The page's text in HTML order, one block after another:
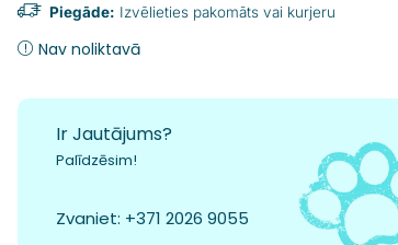
Piegāde: Izvēlieties pakomāts vai kurjeru
Nav noliktavā
Ir Jautājums?
Palīdzēsim!
Zvaniet: +371 2026 9055